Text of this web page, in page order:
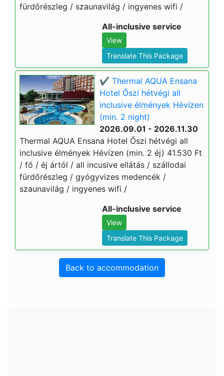
fürdőrészleg / szaunavilág / ingyenes wifi /
All-inclusive service
View
Translate This Package
✔️ Thermal AQUA Ensana
Hotel Őszi hétvégi all
inclusive élmények Hévízen
(min. 2 night)
2026.09.01 - 2026.11.30
Thermal AQUA Ensana Hotel Őszi hétvégi all
inclusive élmények Hévízen (min. 2 éj) 41.530 Ft
/ fő / éj ártól / all incusive ellátás / szállodai
fürdőrészleg / gyógyvizes medencék /
szaunavilág / ingyenes wifi /
All-inclusive service
View
Translate This Package
Back to accommodation